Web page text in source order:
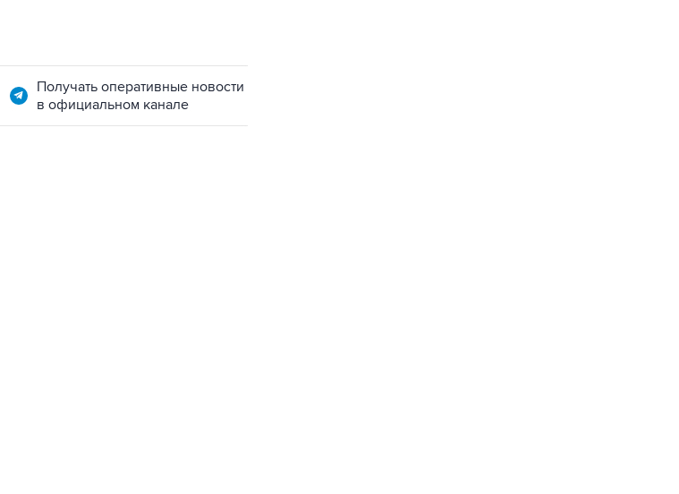
Получать оперативные новости
в официальном канале